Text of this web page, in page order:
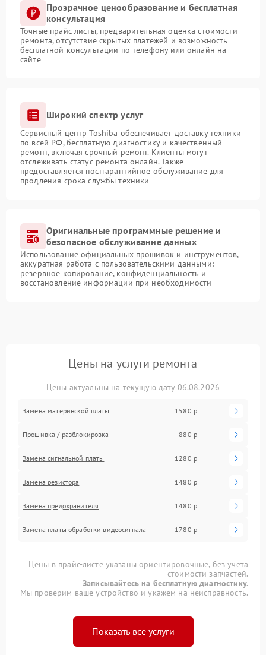
Прозрачное ценообразование и бесплатная
консультация
Точные прайс-листы, предварительная оценка стоимости
ремонта, отсутствие скрытых платежей и возможность
бесплатной консультации по телефону или онлайн на
сайте
Широкий спектр услуг
Сервисный центр Toshiba обеспечивает доставку техники
по всей РФ, бесплатную диагностику и качественный
ремонт, включая срочный ремонт. Клиенты могут
отслеживать статус ремонта онлайн. Также
предоставляется постгарантийное обслуживание для
продления срока службы техники
Оригинальные программные решение и
безопасное обслуживание данных
Использование официальных прошивок и инструментов,
аккуратная работа с пользовательскими данными:
резервное копирование, конфиденциальность и
восстановление информации при необходимости
Цены на услуги ремонта
Цены актуальны на текущую дату 06.08.2026
Замена материнской платы 1580 р
Прошивка / разблокировка 880 р
Замена сигнальной платы 1280 р
Замена резистора 1480 р
Замена предохранителя 1480 р
Замена платы обработки видеосигнала 1780 р
Цены в прайс-листе указаны ориентировочные, без учета
стоимости запчастей.
Записывайтесь на бесплатную диагностику.
Мы проверим ваше устройство и укажем на неисправность.
Показать все услуги